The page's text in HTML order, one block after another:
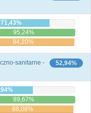
71,43%
95,24%
94,20%
52,94%
sanitarne -
89,67%
88,08%